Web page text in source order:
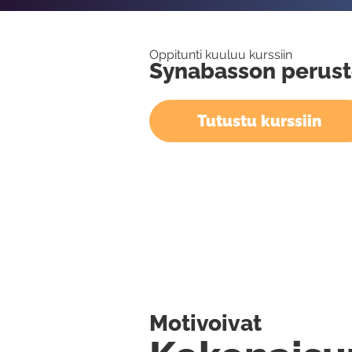
Oppitunti kuuluu kurssiin
Synabasson
Tutustu kurssiin
Motivoivat